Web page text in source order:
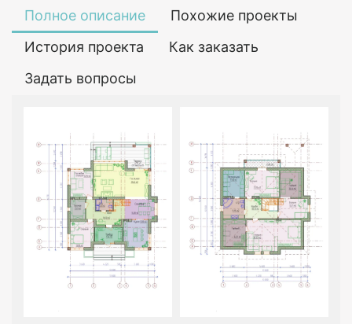
Полное описание
Похожие проекты
История проекта
Как заказать
Задать вопросы